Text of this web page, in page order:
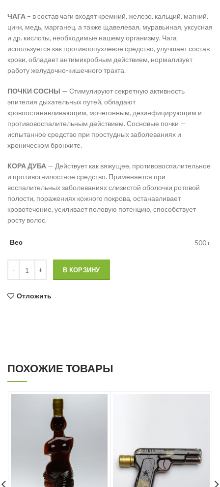
ЧАГА – в состав чаги входят кремний, железо, кальций, магний,
цинк, медь, марганец, а также щавелевая, муравьиная, уксусная
и др. кислоты, необходимые нашему организму. Чага
используется как противоопухлевое средство, улучшает состав
крови, обладает антимикробным действием, нормализует
работу желудочно-кишечного тракта.
ПОЧКИ СОСНЫ — Стимулируют секретную активность
эпителия дыхательных путей, обладают
кровоостанавливающим, мочегонным, дезинфицирующим и
противовоспалительным действием. Сосновые почки —
испытанное средство при простудных заболеваниях и
хроническом бронхите.
КОРА ДУБА — Действует как вяжущее, противовоспалительное
и противогнилостное средство. Применяется при
воспалительных заболеваниях слизистой оболочки ротовой
полости, поражениях кожного покрова, останавливает
кровотечение, усиливает половую потенцию, способствует
росту волос.
Вес 500 г
В КОРЗИНУ
Отложить
ПОХОЖИЕ ТОВАРЫ